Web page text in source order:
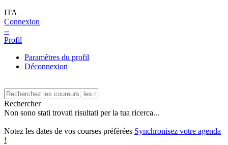
ITA
Connexion
--
Profil
Paramètres du profil
Déconnexion
Rechercher
Non sono stati trovati risultati per la tua ricerca...
Notez les dates de vos courses préférées Synchronisez votre agenda
!